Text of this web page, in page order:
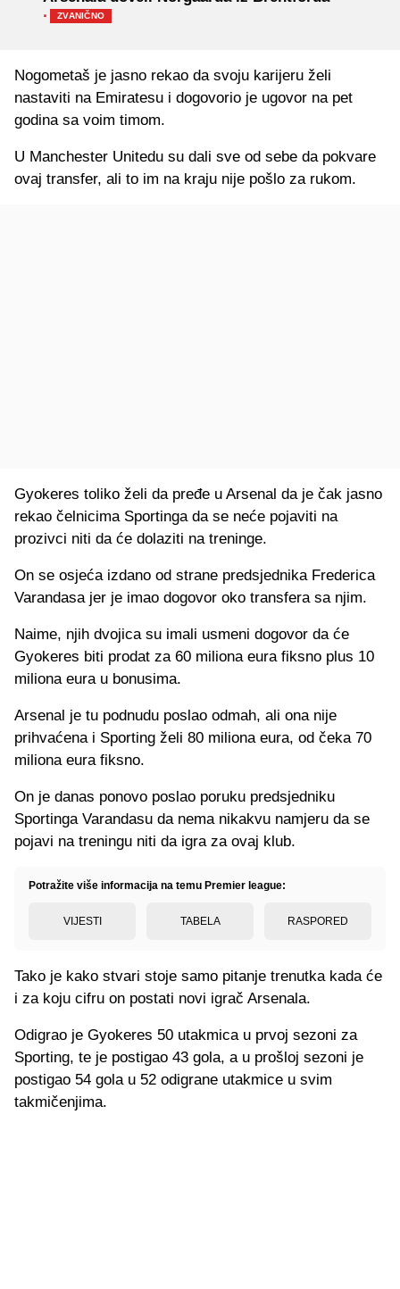
· ZVANIČNO
Nogometaš je jasno rekao da svoju karijeru želi
nastaviti na Emiratesu i dogovorio je ugovor na pet
godina sa voim timom.
U Manchester Unitedu su dali sve od sebe da pokvare
ovaj transfer, ali to im na kraju nije pošlo za rukom.
Gyokeres toliko želi da pređe u Arsenal da je čak jasno
rekao čelnicima Sportinga da se neće pojaviti na
prozivci niti da će dolaziti na treninge.
On se osjeća izdano od strane predsjednika Frederica
Varandasa jer je imao dogovor oko transfera sa njim.
Naime, njih dvojica su imali usmeni dogovor da će
Gyokeres biti prodat za 60 miliona eura fiksno plus 10
miliona eura u bonusima.
Arsenal je tu podnudu poslao odmah, ali ona nije
prihvaćena i Sporting želi 80 miliona eura, od čeka 70
miliona eura fiksno.
On je danas ponovo poslao poruku predsjedniku
Sportinga Varandasu da nema nikakvu namjeru da se
pojavi na treningu niti da igra za ovaj klub.
Potražite više informacija na temu Premier league:
VIJESTI TABELA RASPORED
Tako je kako stvari stoje samo pitanje trenutka kada će
i za koju cifru on postati novi igrač Arsenala.
Odigrao je Gyokeres 50 utakmica u prvoj sezoni za
Sporting, te je postigao 43 gola, a u prošloj sezoni je
postigao 54 gola u 52 odigrane utakmice u svim
takmičenjima.